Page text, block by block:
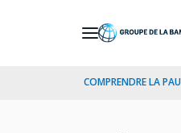
COMPRENDRE LA